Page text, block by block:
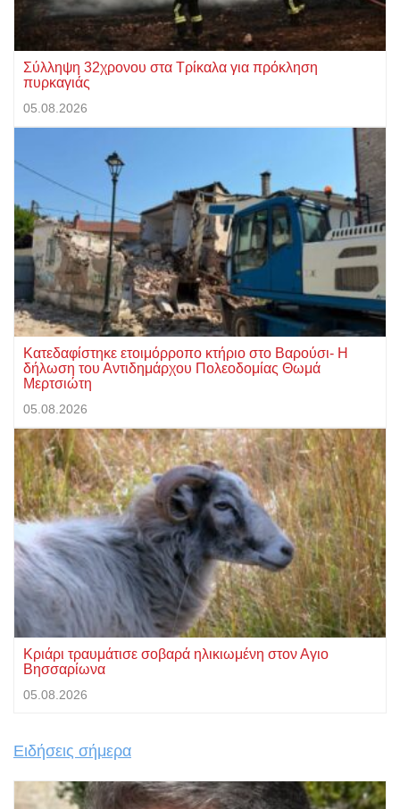
Σύλληψη 32χρονου στα Τρίκαλα για πρόκληση
πυρκαγιάς
05.08.2026
Κατεδαφίστηκε ετοιμόρροπο κτήριο στο Βαρούσι- Η
δήλωση του Αντιδημάρχου Πολεοδομίας Θωμά
Μερτσιώτη
05.08.2026
Κριάρι τραυμάτισε σοβαρά ηλικιωμένη στον Αγιο
Βησσαρίωνα
05.08.2026
Ειδήσεις σήμερα